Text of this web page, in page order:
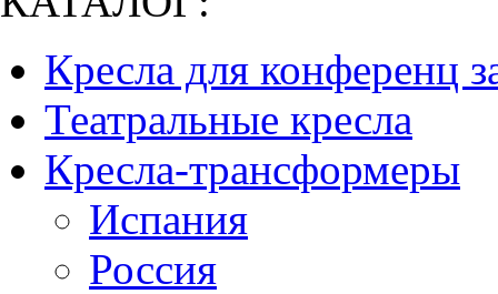
Кресла для конференц
Театральные кресла
Кресла-трансформеры
Испания
Россия